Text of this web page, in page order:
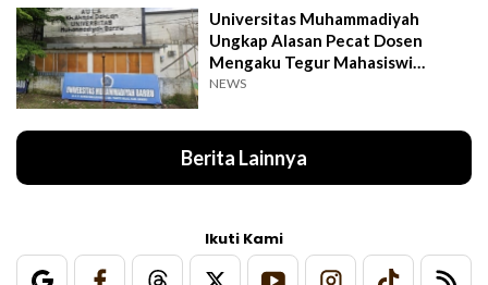
Universitas Muhammadiyah
Ungkap Alasan Pecat Dosen
Mengaku Tegur Mahasiswi
Berpakaian Ketat
NEWS
Berita Lainnya
Ikuti Kami